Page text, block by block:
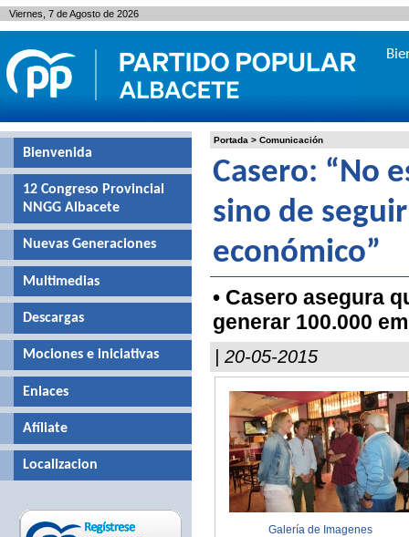
Portada > Comunicación
Casero: “No
sino de
económico”
• Casero asegura
generar 100.000
| 20-05-2015
Galería de Imagenes
Bienvenida
12 Congreso Provincial
NNGG Albacete
Nuevas Generaciones
Multimedias
Descargas
Mociones e iniciativas
Enlaces
Afíliate
Localizacion
Viernes, 7 de Agosto de 2026